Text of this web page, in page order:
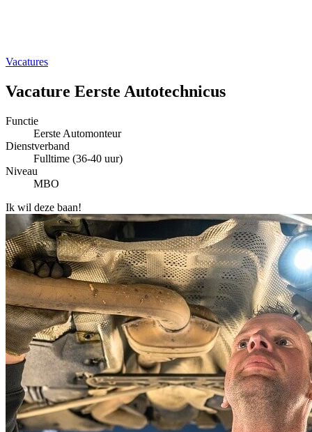
Vacatures
Vacature Eerste Autotechnicus
Functie
Eerste Automonteur
Dienstverband
Fulltime (36-40 uur)
Niveau
MBO
Ik wil deze baan!